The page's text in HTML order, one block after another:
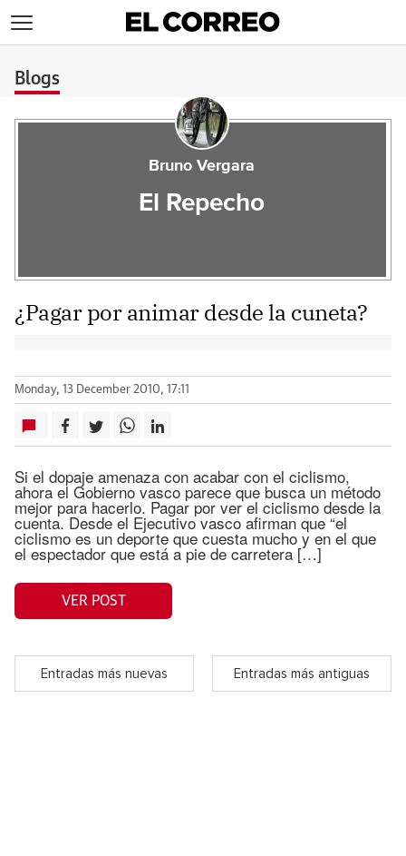
Blogs
Bruno Vergara
El Repecho
¿Pagar por animar desde la cuneta?
Monday, 13 December 2010, 17:11
Si el dopaje amenaza con acabar con el ciclismo,
ahora el Gobierno vasco parece que busca un método
mejor para hacerlo. Pagar por ver el ciclismo desde la
cuenta. Desde el Ejecutivo vasco afirman que “el
ciclismo es un deporte que cuesta mucho y en el que
el espectador que está a pie de carretera […]
VER POST
Entradas más nuevas Entradas más antiguas